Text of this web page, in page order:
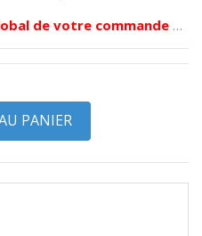
La remise sur le montant global de votre commande ne s'appliquera pas pour ce lot déjà remisé.
PANIER